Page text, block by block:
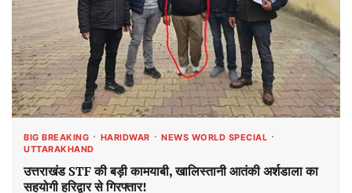
BIG BREAKING HARIDWAR
NEWS WORLD SPECIAL
UTTARAKHAND
उत्तराखंड STF की बड़ी कामयाबी, खालिस्तानी आतंकी अर्शडाला का
सहयोगी हरिद्वार से गिरफ्तार!